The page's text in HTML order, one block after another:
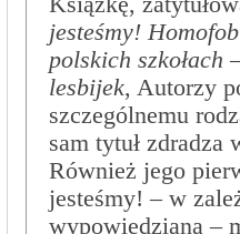
jesteśmy!
polskich
lesbijek, Autorzy
szczególnemu
sam tytuł zdradza
Również jego
jesteśmy! – w
wypowiedziana –